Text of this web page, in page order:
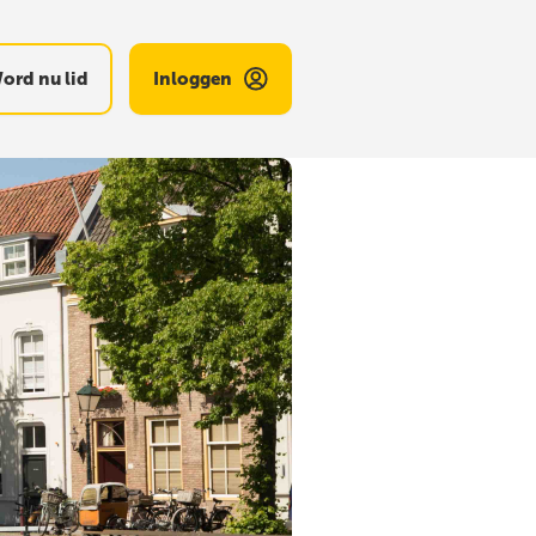
nu lid Inloggen